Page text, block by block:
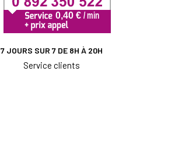
7 JOURS SUR 7 DE 8H À 20H
Service clients